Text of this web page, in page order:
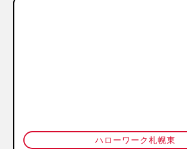
ハローワーク札幌東